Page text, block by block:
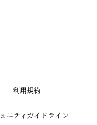
利用規約
ニティガイドライン